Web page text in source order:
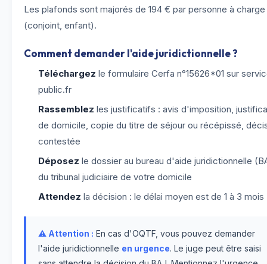
Les plafonds sont majorés de 194 € par personne à charge
(conjoint, enfant).
Comment demander l'aide juridictionnelle ?
Téléchargez le formulaire Cerfa n°15626*01 sur
public.fr
Rassemblez les justificatifs : avis d'imposition,
de domicile, copie du titre de séjour ou récépissé,
contestée
Déposez le dossier au bureau d'aide juridictionnelle
du tribunal judiciaire de votre domicile
Attendez la décision : le délai moyen est de 1 à 3 mois
⚠️ Attention : En cas d'OQTF, vous pouvez demander
l'aide juridictionnelle en urgence. Le juge peut être saisi